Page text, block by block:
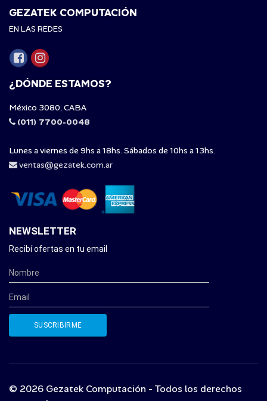
GEZATEK COMPUTACIÓN
EN LAS REDES
¿DÓNDE ESTAMOS?
México 3080, CABA
(011) 7700-0048
Lunes a viernes de 9hs a 18hs. Sábados de 10hs a 13hs.
ventas@gezatek.com.ar
NEWSLETTER
Recibí ofertas en tu email
© 2026 Gezatek Computación - Todos los derechos